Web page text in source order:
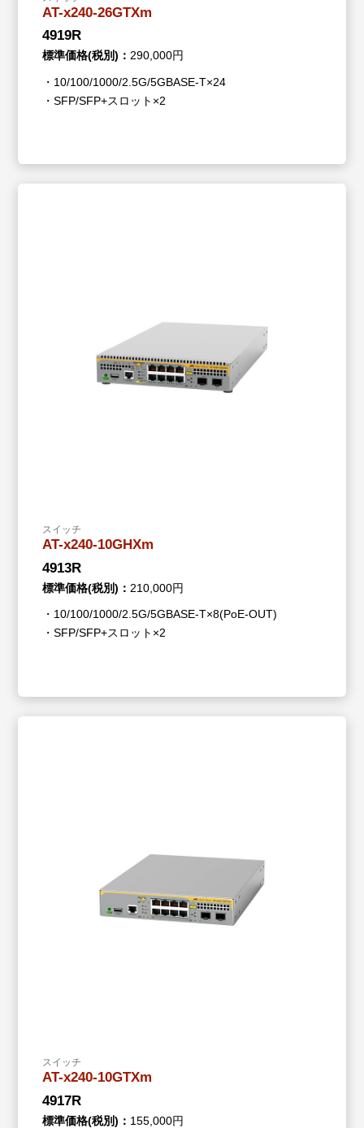
AT-x240-26GTXm
4919R
標準価格(税別)： 290,000円
・10/100/1000/2.5G/5GBASE-T×24
・SFP/SFP+スロット×2
スイッチ
AT-x240-10GHXm
4913R
標準価格(税別)： 210,000円
・10/100/1000/2.5G/5GBASE-T×8(PoE-OUT)
・SFP/SFP+スロット×2
スイッチ
AT-x240-10GTXm
4917R
標準価格(税別)： 155,000円